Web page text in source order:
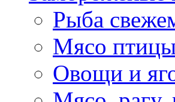
Рыба
Мясо
Овощи и